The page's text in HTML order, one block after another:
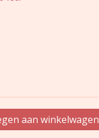
aan winkelwagen